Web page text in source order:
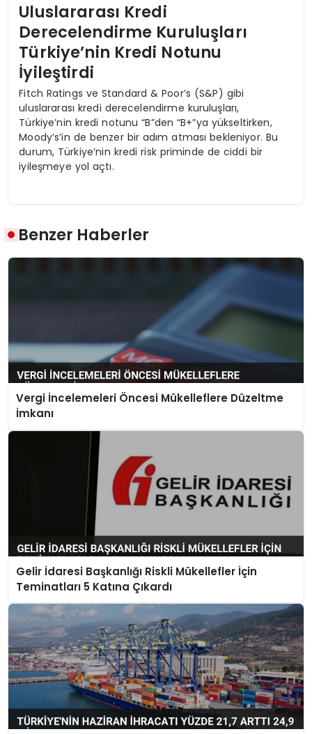
Uluslararası Kredi
Derecelendirme Kuruluşları
Türkiye’nin Kredi Notunu
İyileştirdi
Fitch Ratings ve Standard & Poor’s (S&P) gibi
uluslararası kredi derecelendirme kuruluşları,
Türkiye’nin kredi notunu “B”den “B+”ya yükseltirken,
Moody’s’in de benzer bir adım atması bekleniyor. Bu
durum, Türkiye’nin kredi risk priminde de ciddi bir
iyileşmeye yol açtı.
Benzer Haberler
Vergi İncelemeleri Öncesi Mükelleflere Düzeltme
İmkanı
Gelir İdaresi Başkanlığı Riskli Mükellefler İçin
Teminatları 5 Katına Çıkardı